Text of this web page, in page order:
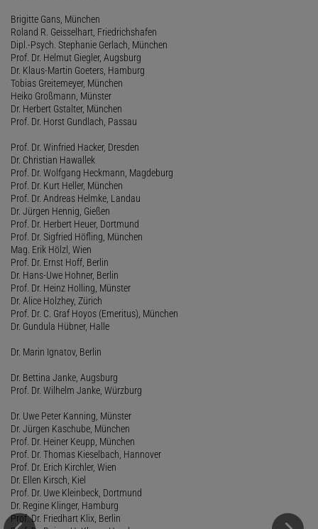
Brigitte Gans, München
Roland R. Geisselhart, Friedrichshafen
Dipl.-Psych. Stephanie Gerlach, München
Prof. Dr. Helmut Giegler, Augsburg
Dr. Klaus-Martin Goeters, Hamburg
Tobias Greitemeyer, München
Heiko Großmann, Münster
Dr. Herbert Gstalter, München
Prof. Dr. Horst Gundlach, Passau
Prof. Dr. Winfried Hacker, Dresden
Dr. Christian Hawallek
Prof. Dr. Wolfgang Heckmann, Magdeburg
Prof. Dr. Kurt Heller, München
Prof. Dr. Andreas Helmke, Landau
Dr. Jürgen Hennig, Gießen
Prof. Dr. Herbert Heuer, Dortmund
Prof. Dr. Sigfried Höfling, München
Mag. Erik Hölzl, Wien
Prof. Dr. Ernst Hoff, Berlin
Dr. Hans-Uwe Hohner, Berlin
Prof. Dr. Heinz Holling, Münster
Dr. Alice Holzhey, Zürich
Prof. Dr. C. Graf Hoyos (Emeritus), München
Dr. Gundula Hübner, Halle
Dr. Marin Ignatov, Berlin
Dr. Bettina Janke, Augsburg
Prof. Dr. Wilhelm Janke, Würzburg
Dr. Uwe Peter Kanning, Münster
Dr. Jürgen Kaschube, München
Prof. Dr. Heiner Keupp, München
Prof. Dr. Thomas Kieselbach, Hannover
Prof. Dr. Erich Kirchler, Wien
Dr. Ellen Kirsch, Kiel
Prof. Dr. Uwe Kleinbeck, Dortmund
Dr. Regine Klinger, Hamburg
Prof. Dr. Friedhart Klix, Berlin